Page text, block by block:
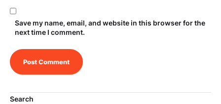
Save my name, email, and website in this browser for the
next time I comment.
Search